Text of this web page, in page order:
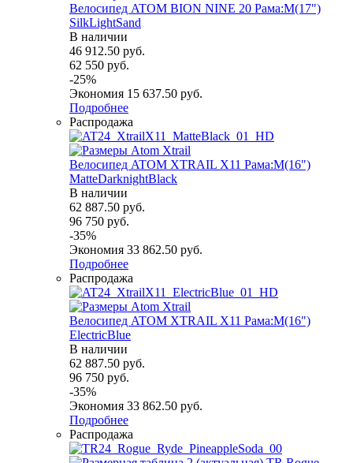
Велосипед ATOM BION NINE 20 Рама:M(17")
SilkLightSand
В наличии
46 912.50 руб.
62 550 руб.
-25%
Экономия 15 637.50 руб.
Подробнее
Распродажа
Велосипед ATOM XTRAIL X11 Рама:M(16")
MatteDarknightBlack
В наличии
62 887.50 руб.
96 750 руб.
-35%
Экономия 33 862.50 руб.
Подробнее
Распродажа
Велосипед ATOM XTRAIL X11 Рама:M(16")
ElectricBlue
В наличии
62 887.50 руб.
96 750 руб.
-35%
Экономия 33 862.50 руб.
Подробнее
Распродажа